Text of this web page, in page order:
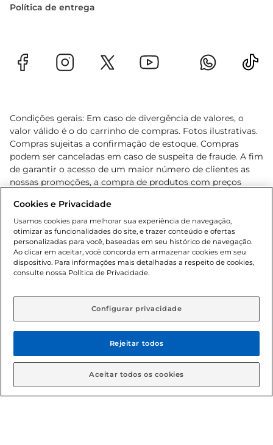
Política de entrega
Condições gerais: Em caso de divergência de valores, o
valor válido é o do carrinho de compras. Fotos ilustrativas.
Compras sujeitas a confirmação de estoque. Compras
podem ser canceladas em caso de suspeita de fraude. A fim
de garantir o acesso de um maior número de clientes as
nossas promoções, a compra de produtos com preços
cliente. Os preços, ofertas e condições são exclusivos para
o e-commerce e válidos durante o dia de hoje, podendo
sofrer alterações sem prévia notificação. Proibida a venda
de bebidas alcoólicas para menores de 18 anos, conforme
Lei n.º 8069/90, art. 81, inciso II (Estatuto da Criança e do
Adolescente). Preços e condições exclusivos para o
aviso prévio. O valor mínimo para as compras on-line é de
© 2026 Copyright. Todos os direitos
reservados Gbarbosa.
Cookies e Privacidade
Usamos cookies para melhorar sua experiência de navegação,
otimizar as funcionalidades do site, e trazer conteúdo e ofertas
personalizadas para você, baseadas em seu histórico de navegação.
Ao clicar em aceitar, você concorda em armazenar cookies em seu
dispositivo. Para informações mais detalhadas a respeito de cookies,
consulte nossa Política de Privacidade.
Configurar privacidade
Rejeitar todos
Aceitar todos os cookies